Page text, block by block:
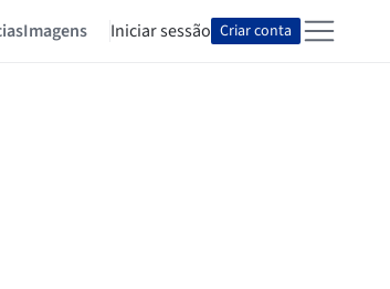
Imagens Iniciar sessão Criar conta